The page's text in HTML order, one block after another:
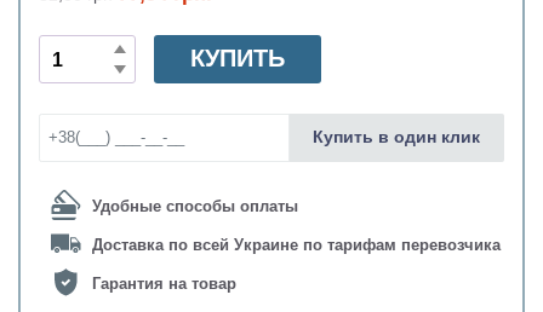
Удобные способы оплаты
Доставка по всей Украине по тарифам перевозчика
Гарантия на товар
КУПИТЬ
Купить в один клик